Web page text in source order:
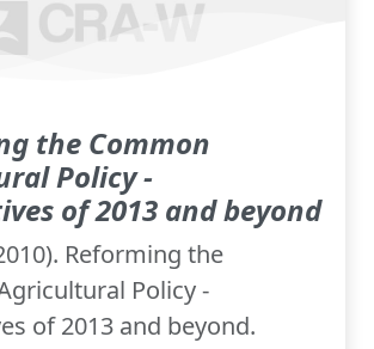
the Common
Policy -
of 2013 and beyond
Reforming the
Policy -
of 2013 and beyond.